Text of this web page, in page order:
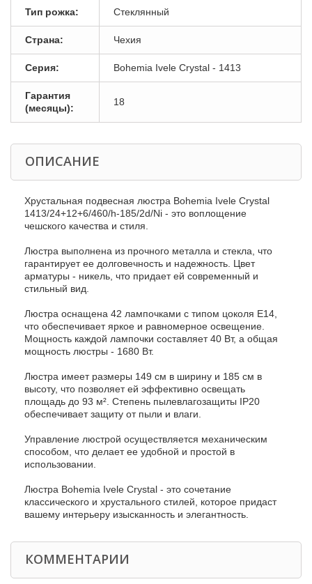
Тип рожка: Стеклянный
Страна: Чехия
Серия: Bohemia Ivele Crystal - 1413
Гарантия
(месяцы):
18
ОПИСАНИЕ
Хрустальная подвесная люстра Bohemia Ivele Crystal
1413/24+12+6/460/h-185/2d/Ni - это воплощение
чешского качества и стиля.
Люстра выполнена из прочного металла и стекла, что
гарантирует ее долговечность и надежность. Цвет
арматуры - никель, что придает ей современный и
стильный вид.
Люстра оснащена 42 лампочками с типом цоколя E14,
что обеспечивает яркое и равномерное освещение.
Мощность каждой лампочки составляет 40 Вт, а общая
мощность люстры - 1680 Вт.
Люстра имеет размеры 149 см в ширину и 185 см в
высоту, что позволяет ей эффективно освещать
площадь до 93 м². Степень пылевлагозащиты IP20
обеспечивает защиту от пыли и влаги.
Управление люстрой осуществляется механическим
способом, что делает ее удобной и простой в
использовании.
Люстра Bohemia Ivele Crystal - это сочетание
классического и хрустального стилей, которое придаст
вашему интерьеру изысканность и элегантность.
КОММЕНТАРИИ